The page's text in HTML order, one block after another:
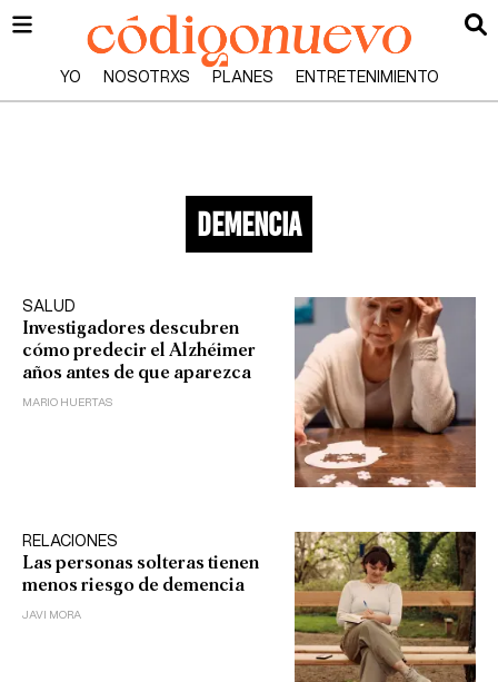
YO NOSOTRXS PLANES ENTRETENIMIENTO
demencia
SALUD
Investigadores descubren
cómo predecir el Alzhéimer
años antes de que aparezca
MARIO HUERTAS
RELACIONES
Las personas solteras tienen
menos riesgo de demencia
JAVI MORA